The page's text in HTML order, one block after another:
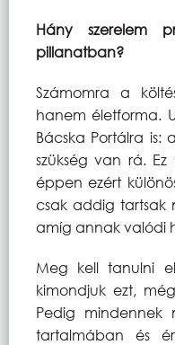
Hány szerelem
pillanatban?
Számomra a
hanem életforma.
Bácska Portálra is:
szükség van rá.
éppen ezért
csak addig tartsak
amíg annak valódi
Meg kell tanulni
kimondjuk ezt,
Pedig
tartalmában és